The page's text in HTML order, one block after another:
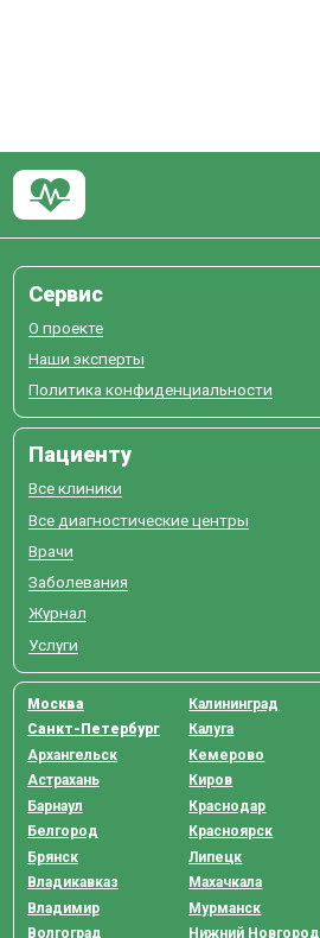
Сервис
О проекте
Наши эксперты
Политика конфиденциальности
Пациенту
Все клиники
Все диагностические центры
Врачи
Заболевания
Журнал
Услуги
Москва
Санкт-Петербург
Архангельск
Астрахань
Барнаул
Белгород
Брянск
Владикавказ
Владимир
Волгоград
Калининград
Калуга
Кемерово
Киров
Краснодар
Красноярск
Липецк
Махачкала
Мурманск
Нижний Новгород